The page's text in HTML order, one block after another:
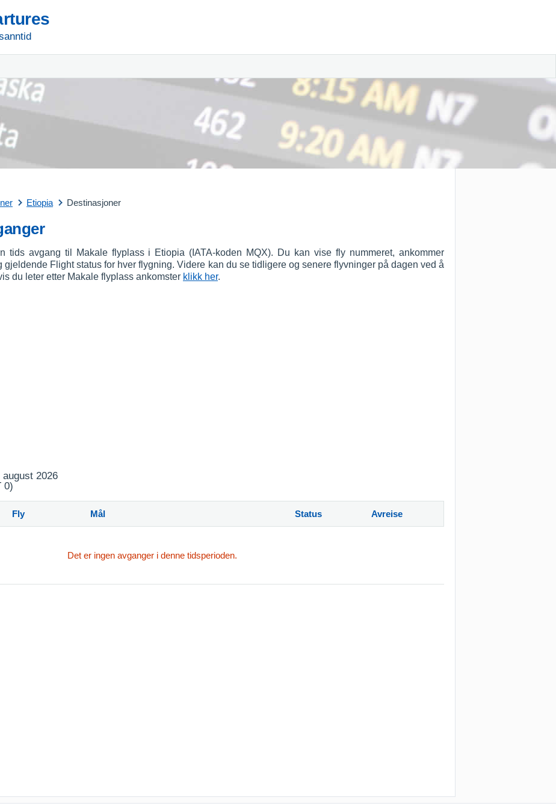
Etiopia Destinasjoner
tids avgang til Makale flyplass i Etiopia (IATA-koden MQX). Du kan vise fly nummeret, ankommer
gjeldende Flight status for hver flygning. Videre kan du se tidligere og senere flyvninger på dagen ved å
du leter etter Makale flyplass ankomster klikk her.
2026
0)
Fly Mål Status Avreise
Det er ingen avganger i denne tidsperioden.